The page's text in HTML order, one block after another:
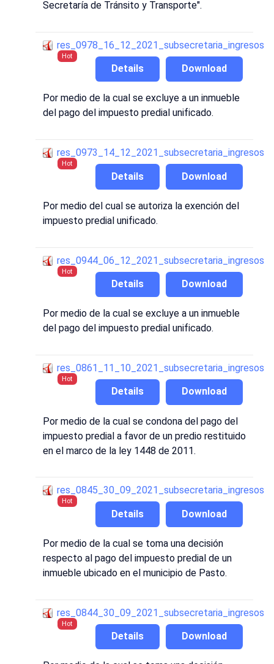
Secretaría de Tránsito y Transporte".
res_0978_16_12_2021_subsecretaria_ingresos
Hot
Download
Details
Por medio de la cual se excluye a un inmueble
del pago del impuesto predial unificado.
res_0973_14_12_2021_subsecretaria_ingresos
Hot
Download
Details
Por medio del cual se autoriza la exención del
impuesto predial unificado.
res_0944_06_12_2021_subsecretaria_ingresos
Hot
Download
Details
Por medio de la cual se excluye a un inmueble
del pago del impuesto predial unificado.
res_0861_11_10_2021_subsecretaria_ingresos
Hot
Download
Details
Por medio de la cual se condona del pago del
impuesto predial a favor de un predio restituido
en el marco de la ley 1448 de 2011.
res_0845_30_09_2021_subsecretaria_ingresos
Hot
Download
Details
Por medio de la cual se toma una decisión
respecto al pago del impuesto predial de un
inmueble ubicado en el municipio de Pasto.
res_0844_30_09_2021_subsecretaria_ingresos
Hot
Download
Details